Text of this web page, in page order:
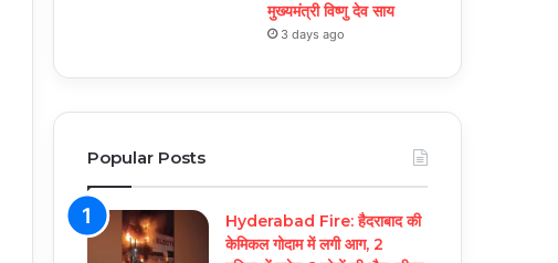
मुख्यमंत्री विष्णु देव साय
3 days ago
Popular Posts
Hyderabad Fire: हैदराबाद की
केमिकल गोदाम में लगी आग, 2